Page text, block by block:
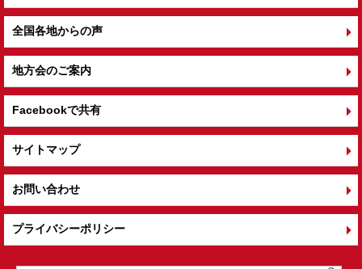
全国各地からの声
地方会のご案内
Facebookで共有
サイトマップ
お問い合わせ
プライバシーポリシー